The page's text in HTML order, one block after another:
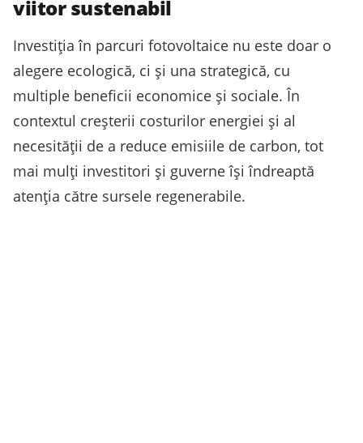
viitor sustenabil
Investiția în parcuri fotovoltaice nu este doar o
alegere ecologică, ci și una strategică, cu
multiple beneficii economice și sociale. În
contextul creșterii costurilor energiei și al
necesității de a reduce emisiile de carbon, tot
mai mulți investitori și guverne își îndreaptă
atenția către sursele regenerabile.